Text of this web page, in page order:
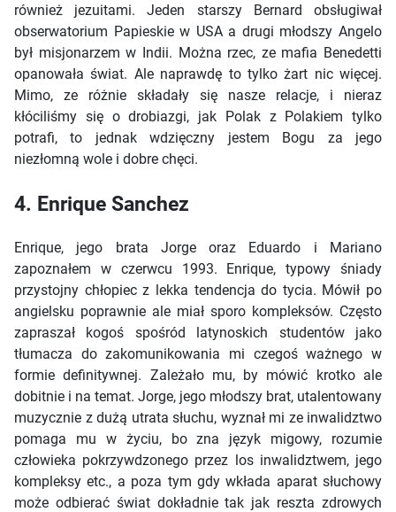
również jezuitami. Jeden starszy Bernard obsługiwał
obserwatorium Papieskie w USA a drugi młodszy Angelo
był misjonarzem w Indii. Można rzec, ze mafia Benedetti
opanowała świat. Ale naprawdę to tylko żart nic więcej.
Mimo, ze różnie składały się nasze relacje, i nieraz
kłóciliśmy się o drobiazgi, jak Polak z Polakiem tylko
potrafi, to jednak wdzięczny jestem Bogu za jego
niezłomną wole i dobre chęci.
4. Enrique Sanchez
Enrique, jego brata Jorge oraz Eduardo i Mariano
zapoznałem w czerwcu 1993. Enrique, typowy śniady
przystojny chłopiec z lekka tendencja do tycia. Mówił po
angielsku poprawnie ale miał sporo kompleksów. Często
zapraszał kogoś spośród latynoskich studentów jako
tłumacza do zakomunikowania mi czegoś ważnego w
formie definitywnej. Zależało mu, by mówić krotko ale
dobitnie i na temat. Jorge, jego młodszy brat, utalentowany
muzycznie z dużą utrata słuchu, wyznał mi ze inwalidztwo
pomaga mu w życiu, bo zna język migowy, rozumie
człowieka pokrzywdzonego przez los inwalidztwem, jego
kompleksy etc., a poza tym gdy wkłada aparat słuchowy
może odbierać świat dokładnie tak jak reszta zdrowych